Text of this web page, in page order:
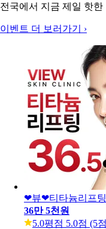
전국에서 지금 제일 핫한
이벤트 더 보러가기 ›
❤뷰❤티타늄리프팅
36만 5천원
5.0평점 5.0점 (5